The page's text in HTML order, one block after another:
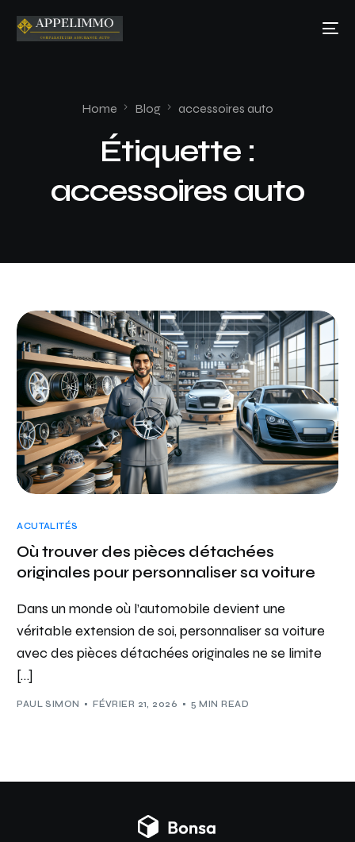
Home Blog accessoires auto
Étiquette :
accessoires auto
ACUTALITÉS
Où trouver des pièces détachées
originales pour personnaliser sa voiture
Dans un monde où l’automobile devient une
véritable extension de soi, personnaliser sa voiture
avec des pièces détachées originales ne se limite
[…]
PAUL SIMON FÉVRIER 21, 2026 5 MIN READ